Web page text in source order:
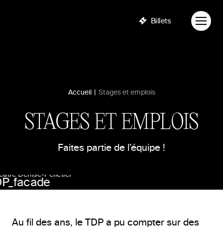
Billets
Accueil | Stages et emplois
STAGES ET EMPLOIS
Faites partie de l’équipe !
Denise-Pelletier
Au fil des ans, le TDP a pu compter sur des